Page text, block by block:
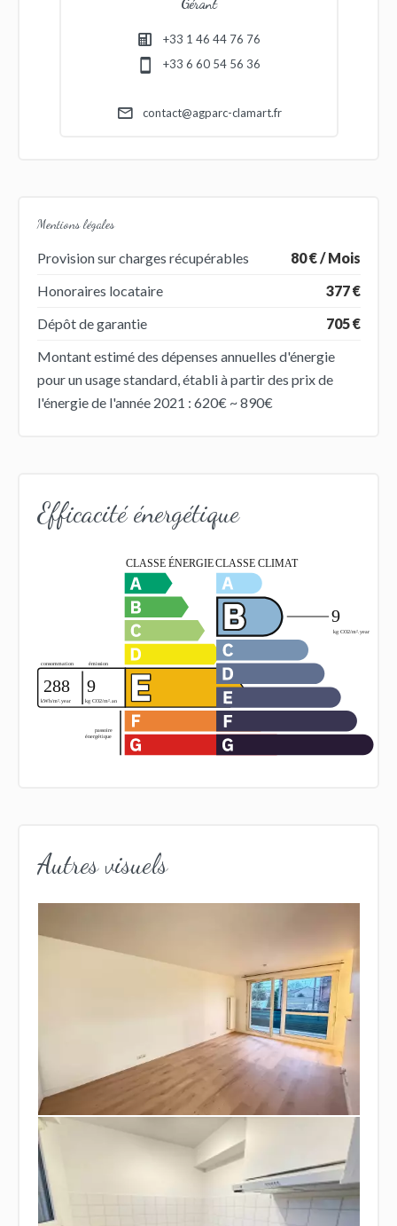
+33 1 46 44 76 76
+33 6 60 54 56 36
contact@agparc-clamart.fr
Mentions légales
Provision sur charges récupérables
80 € / Mois
Honoraires locataire
377 €
Dépôt de garantie
705 €
Montant estimé des dépenses annuelles d'énergie
pour un usage standard, établi à partir des prix de
l'énergie de l'année 2021 : 620€ ~ 890€
Efficacité énergétique
Autres visuels